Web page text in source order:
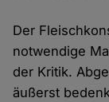
Der
notwendige
der Kritik.
äußerst